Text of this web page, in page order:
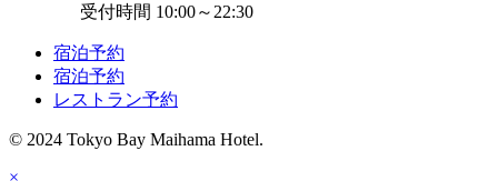
受付時間 10:00～22:30
宿泊予約
宿泊予約
レストラン予約
© 2024 Tokyo Bay Maihama Hotel.
×